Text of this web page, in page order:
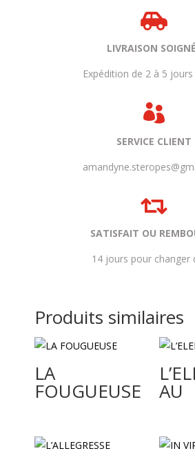

LIVRAISON
Expédition de 2 à 5

SERVICE CLIENT

SATISFAIT OU
14 jours pour changer
Produits similaires
LA
FOUGUEUSE AU